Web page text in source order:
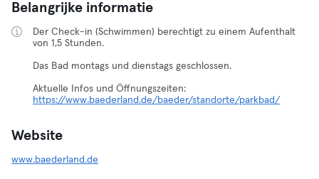
Belangrijke informatie
Der Check-in (Schwimmen) berechtigt zu einem Aufenthalt
von 1,5 Stunden.
Das Bad montags und dienstags geschlossen.
https://www.baederland.de/baeder/standorte/parkbad/
Website
www.baederland.de